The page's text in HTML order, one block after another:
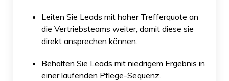
Leiten Sie Leads mit hoher Trefferquote an
die Vertriebsteams weiter, damit diese sie
direkt ansprechen können.
Behalten Sie Leads mit niedrigem Ergebnis in
einer laufenden Pflege-Sequenz.